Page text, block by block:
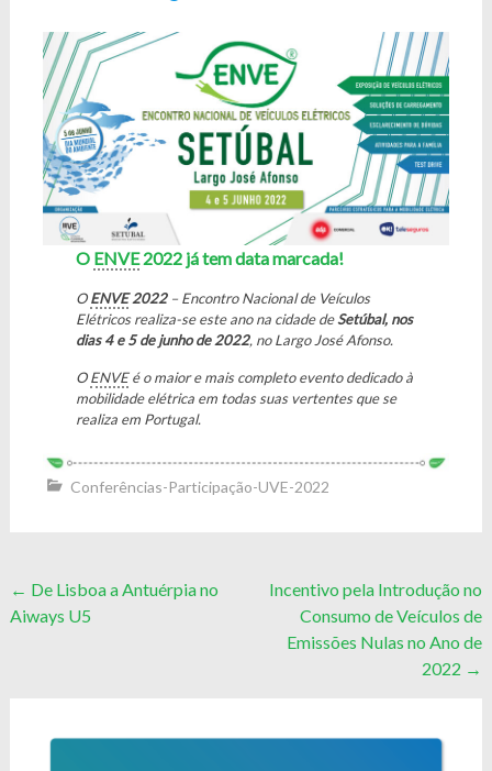
O ENVE2022 já tem data marcada!
OENVE2022– Encontro Nacional de Veículos
Elétricos realiza-se este ano na cidade deSetúbal, nos
dias 4 e 5 de junho de 2022, no Largo José Afonso.
OENVEé o maior e mais completo evento dedicado à
mobilidade elétrica em todas suas vertentes que se
realiza em Portugal.
Conferências-Participação-UVE-2022
Post
navigation
← De Lisboa a Antuérpia no
Aiways U5
Incentivo pela Introdução no
Consumo de Veículos de
Emissões Nulas no Ano de
2022 →